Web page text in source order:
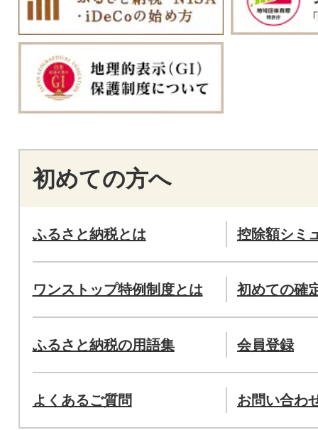
初めての方へ
ふるさと納税とは 控除額シミ
ワンストップ特例制度とは 初めての確
ふるさと納税の用語集 会員登録
よくあるご質問 お問い合わ